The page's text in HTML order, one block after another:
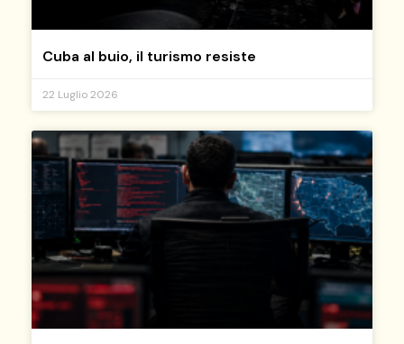
Cuba al buio, il turismo resiste
22 Luglio 2026